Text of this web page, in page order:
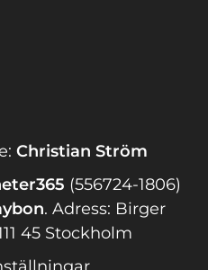
Christian Ström
(556724-1806)
. Adress: Birger
45 Stockholm